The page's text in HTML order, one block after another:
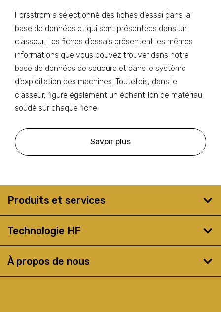
Forsstrom a sélectionné des fiches d’essai dans la
base de données et qui sont présentées dans un
classeur. Les fiches d’essais présentent les mêmes
informations que vous pouvez trouver dans notre
base de données de soudure et dans le système
d’exploitation des machines. Toutefois, dans le
classeur, figure également un échantillon de matériau
soudé sur chaque fiche.
Savoir plus
Produits et services
Technologie HF
À propos de nous